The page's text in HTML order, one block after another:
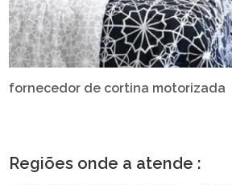
fornecedor de cortina motorizada
Regiões onde a atende :